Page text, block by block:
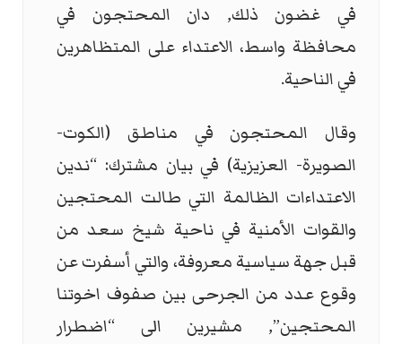
في غضون ذلك, دان المحتجون في
محافظة واسط، الاعتداء على المتظاهرين
في الناحية.
وقال المحتجون في مناطق (الكوت-
الصويرة- العزيزية) في بيان مشترك: “ندين
الاعتداءات الظالمة التي طالت المحتجين
والقوات الأمنية في ناحية شيخ سعد من
قبل جهة سياسية معروفة، والتي أسفرت عن
وقوع عدد من الجرحى بين صفوف اخوتنا
المحتجين”, مشيرين الى “اضطرار